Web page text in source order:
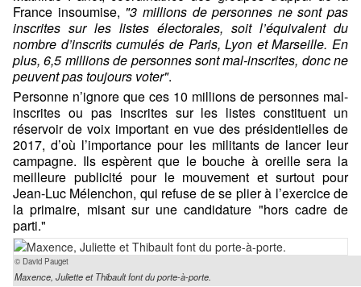
France insoumise, "3 millions de personnes ne sont pas
inscrites sur les listes électorales, soit l’équivalent du
nombre d’inscrits cumulés de Paris, Lyon et Marseille. En
plus, 6,5 millions de personnes sont mal-inscrites, donc ne
peuvent pas toujours voter".
Personne n’ignore que ces 10 millions de personnes mal-
inscrites ou pas inscrites sur les listes constituent un
réservoir de voix important en vue des présidentielles de
2017, d’où l’importance pour les militants de lancer leur
campagne. Ils espèrent que le bouche à oreille sera la
meilleure publicité pour le mouvement et surtout pour
Jean-Luc Mélenchon, qui refuse de se plier à l’exercice de
la primaire, misant sur une candidature "hors cadre de
parti."
© David Pauget
Maxence, Juliette et Thibault font du porte-à-porte.